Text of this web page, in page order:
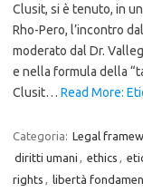
Clusit, si è tenuto, in
Rho-Pero, l’incontro
moderato dal Dr.
e nella formula della
Clusit… Read More:
Categoria: Legal
diritti umani , ethics ,
rights , libertà